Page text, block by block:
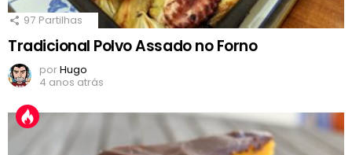
97 Partilhas
Tradicional Polvo Assado no Forno
porHugo
4 anos atrás